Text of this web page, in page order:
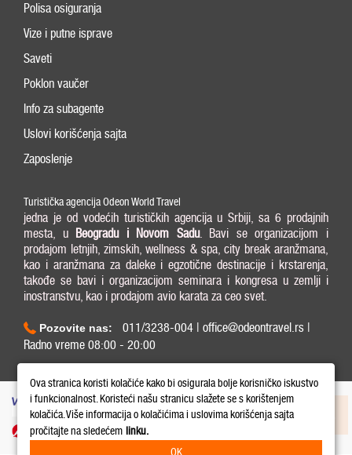
Polisa osiguranja
Vize i putne isprave
Saveti
Poklon vaučer
Info za subagente
Uslovi korišćenja sajta
Zaposlenje
Turistička agencija Odeon World Travel
jedna je od vodećih turističkih agencija u Srbiji, sa 6 prodajnih
mesta, u
Beogradu i Novom Sadu. Bavi se organizacijom i
prodajom letnjih, zimskih, wellness & spa, city break aranžmana,
kao i aranžmana za daleke i egzotične destinacije i krstarenja,
takođe se bavi i organizacijom seminara i kongresa u zemlji i
inostranstvu, kao i prodajom avio karata za ceo svet.
Pozovite nas:
011/3238-004 | office@odeontravel.rs |
Radno vreme 08:00 - 20:00
Ova stranica koristi kolačiće kako bi osigurala bolje korisničko iskustvo
i funkcionalnost. Koristeći našu stranicu slažete se s korištenjem
kolačića. Više informacija o kolačićima i uslovima korišćenja sajta
pročitajte na sledećem linku.
OK